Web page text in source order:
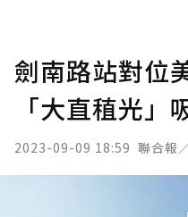
劍南路站對位
「大直稙光」
2023-09-09 18:59 聯合報